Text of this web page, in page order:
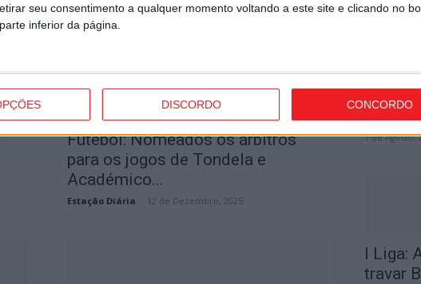
seu consentimento a qualquer momento voltando a este site e clicando no
inferior da página.
DISCORDO CONCORDO
Futebol: Nomeados os árbitros
para os jogos de Tondela e
Académico...
Estação Diária 12 de Dezembro, 2025
baixar
7 de Agosto,
I Liga:
travar